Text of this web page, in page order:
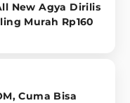
New Agya Dirilis
Murah Rp160
Cuma Bisa